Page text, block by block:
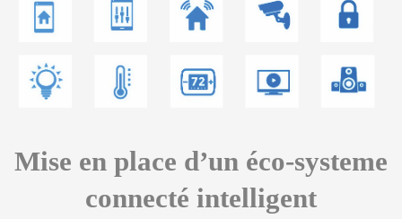
Mise en place d’un éco-systeme
connecté intelligent